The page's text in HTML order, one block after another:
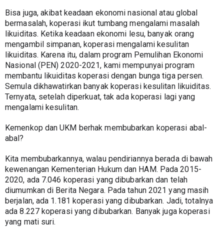
Bisa juga, akibat keadaan ekonomi nasional atau global
bermasalah, koperasi ikut tumbang mengalami masalah
likuiditas. Ketika keadaan ekonomi lesu, banyak orang
mengambil simpanan, koperasi mengalami kesulitan
likuiditas. Karena itu, dalam program Pemulihan Ekonomi
Nasional (PEN) 2020-2021, kami mempunyai program
membantu likuiditas koperasi dengan bunga tiga persen.
Semula dikhawatirkan banyak koperasi kesulitan likuiditas.
Ternyata, setelah diperkuat, tak ada koperasi lagi yang
mengalami kesulitan.
Kemenkop dan UKM berhak membubarkan koperasi abal-
abal?
Kita membubarkannya, walau pendiriannya berada di bawah
kewenangan Kementerian Hukum dan HAM. Pada 2015-
2020, ada 7.046 koperasi yang dibubarkan dan telah
diumumkan di Berita Negara. Pada tahun 2021 yang masih
berjalan, ada 1.181 koperasi yang dibubarkan. Jadi, totalnya
ada 8.227 koperasi yang dibubarkan. Banyak juga koperasi
yang mati suri.